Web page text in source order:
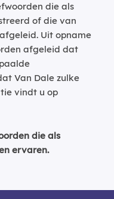
die als
of die van
Uit opname
afgeleid dat
Van Dale zulke
vindt u op
die als
ervaren.